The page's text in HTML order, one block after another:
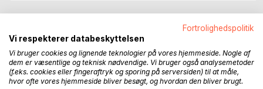
Fortrolighedspolitik
Vi respekterer databeskyttelsen
Vi bruger cookies og lignende teknologier på vores hjemmeside. Nogle af
dem er væsentlige og teknisk nødvendige. Vi bruger også analysemetoder
(f.eks. cookies eller fingeraftryk og sporing på serversiden) til at måle,
hvor ofte vores hjemmeside bliver besøgt, og hvordan den bliver brugt.